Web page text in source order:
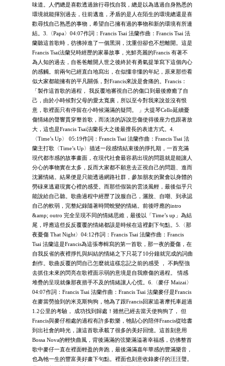
味道。人們總是喜歡透過旅行尋找自我，總是以為逃過自身熟悉的
環境就能揮別過去，往前邁進，矛盾的是人在陌生的環境總還是喜
歡尋找自己熟悉的事物，希望自己擁有過的事物和新的環境有所連
結。3.〈Papa〉04:07作詞：Francis Tsai 法蘭作曲：Francis Tsai 法
蘭聽這首歌時，彷彿掉進了一個黑洞，沈重但卻也不想離開。這是
Francis Tsai法蘭兒時經歷的家暴故事，光鮮亮麗的Francis 有著不
為人知的過去，自爸爸離開人世之後終於有勇氣提筆寫下這個內心
的感觸。前兩句已經直白地寫出，在似懂非懂的年紀，原來那些看
似大家都能擁有的平凡關係，對Francis來說是會痛的。Francis：
「製作這首歌的過程， 我反覆地審視自己的傷口到最後療癒了自
己，由於小時候對父母的愛太寬廣，所以至今對我來說並沒有恨
意，歌裡面只有停留在小時候滿滿的疑問。 」大提琴Cello延續憂
傷情緒的聲響貫穿整首歌，而淡淡的訴說悲傷使得後座力也跟著放
大，這也是Francis Tsai法蘭長大之後最擅長的表達方式。4.
〈Time’s Up〉 05:19作詞：Francis Tsai 法蘭作曲：Francis Tsai 法
蘭主打歌〈Time’s Up〉描述一段感情結束後的掙扎期，一首充滿
現代都市感的故事畫面，在現代社會最容易出現的問題就是能讓人
分心的事物實在太多，反而大家都不願意去正視自己的問題、進而
沈澱情緒。結果便是只能透過網路社群，參加朋友的聚會以身體的
勞碌來逃避現實心裡的感受。而那些假裝的雲淡風輕，最後似乎只
能說給自己聽。歌曲過程中經歷了說服自己，灑脫、自嘲、到承認
自己的軟弱，完整紀錄隨著時間蛻變的情緒。前後呼應的intro
&amp; outro 完全呈現不同的情緒思維，最後以「Time’s up」為結
尾，呼應這些反反覆覆的情緒都該是時候在這裡劃下句點。5.〈那
夜憂傷 That Night〉04:12作詞：Francis Tsai 法蘭作曲：Francis
Tsai 法蘭這是Francis為這張專輯寫的第一首歌，那一夜的憂傷，在
自我反省的夜裡掙扎與糾結的情緒之下只花了10分鐘就完成的詞曲
創作。歌曲反覆的問自己怎麼就這樣忘記之前的感受 ， 不夠堅強
去抓住未來的閃亮在歌裡面示弱的意境是自我療傷的過程。 情感
堆疊的呈現就像那夜措手不及的情緒讓人心慌。6.〈麥仔 Maizai〉
04:07作詞：Francis Tsai 法蘭作曲：Francis Tsai 法蘭麥仔是Francis
在麥當勞撿到的米克斯狗狗，牠為了跟Francis回家追著摩托車超過
1.2公里的考驗， 成功找到歸處！雖然已經去當天使狗狗了， 但
Francis與麥仔相處的過程有許多歡樂，牠貼心的陪伴Francis從唸書
到出社會的時光，讓這首歌承載了很多的美好回憶。這首刻意用
Bossa Nova的輕快曲風，背後滿滿的弦樂滿溢著幸福感，彷彿整首
歌中麥仔一直在裡面輕盈的奔跑，最後滿滿嘉年華感的豐滿樂音，
也為牠一生的豐富美好畫下句點。裡面也刻意收錄麥仔的汪汪聲。